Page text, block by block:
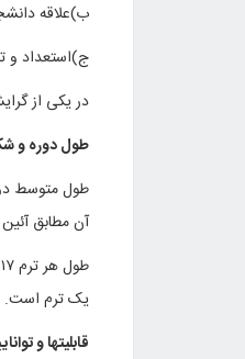
ب)علاقه
ج)استعداد و
در یکی از
طول دوره و
آن مطابق
یک ترم است.
قابلیتها و